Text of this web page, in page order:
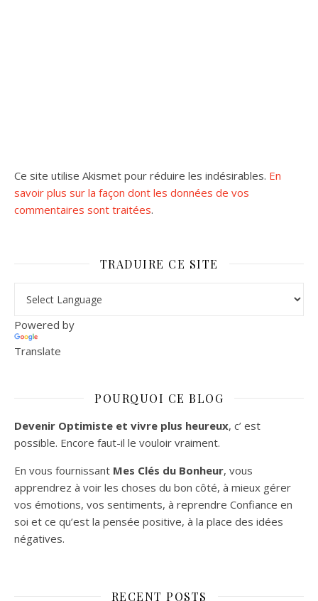
Ce site utilise Akismet pour réduire les indésirables. En
savoir plus sur la façon dont les données de vos
commentaires sont traitées.
TRADUIRE CE SITE
Powered by
Translate
POURQUOI CE BLOG
Devenir Optimiste et vivre plus heureux, c’ est
possible. Encore faut-il le vouloir vraiment.
En vous fournissant Mes Clés du Bonheur, vous
apprendrez à voir les choses du bon côté, à mieux gérer
vos émotions, vos sentiments, à reprendre Confiance en
soi et ce qu’est la pensée positive, à la place des idées
négatives.
RECENT POSTS